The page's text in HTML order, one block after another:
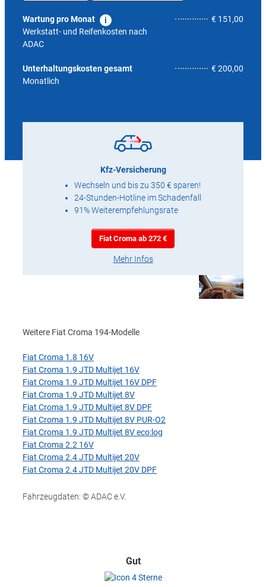
Wartung pro Monat
Werkstatt- und Reifenkosten nach
ADAC
€ 151,00
Unterhaltungskosten gesamt
Monatlich
€ 200,00
Kfz-Versicherung
Wechseln und bis zu 350 € sparen!
24-Stunden-Hotline im Schadenfall
91% Weiterempfehlungsrate
Fiat Croma ab 272 €
Mehr Infos
Weitere Fiat Croma 194-Modelle
Fiat Croma 1.8 16V
Fiat Croma 1.9 JTD Multijet 16V
Fiat Croma 1.9 JTD Multijet 16V DPF
Fiat Croma 1.9 JTD Multijet 8V
Fiat Croma 1.9 JTD Multijet 8V DPF
Fiat Croma 1.9 JTD Multijet 8V PUR-O2
Fiat Croma 1.9 JTD Multijet 8V eco:log
Fiat Croma 2.2 16V
Fiat Croma 2.4 JTD Multijet 20V
Fiat Croma 2.4 JTD Multijet 20V DPF
Fahrzeugdaten: © ADAC e.V.
Gut